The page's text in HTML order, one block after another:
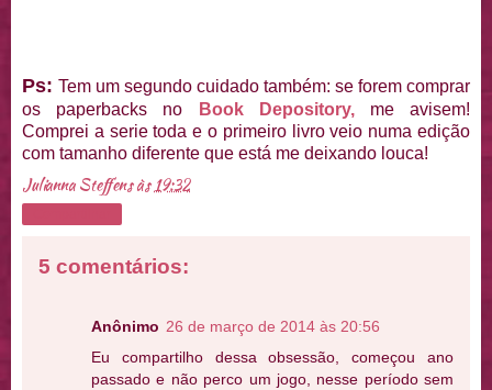
Ps: Tem um segundo cuidado também: se forem comprar
os paperbacks no
Book Depository,me avisem!
Comprei a serie toda e o primeiro livro veio numa edição
com tamanho diferente que está me deixando louca!
Julianna Steffensàs19:32
5 comentários:
Anônimo 26 de março de 2014 às 20:56
Eu compartilho dessa obsessão, começou ano
passado e não perco um jogo, nesse período sem